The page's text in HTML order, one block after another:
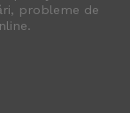
probleme de